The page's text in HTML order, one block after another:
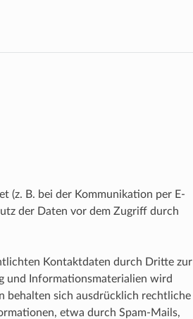
(z. B. bei der Kommunikation per E-
der Daten vor dem Zugriff durch
Kontaktdaten durch Dritte zur
und Informationsmaterialien wird
behalten sich ausdrücklich rechtliche
etwa durch Spam-Mails,